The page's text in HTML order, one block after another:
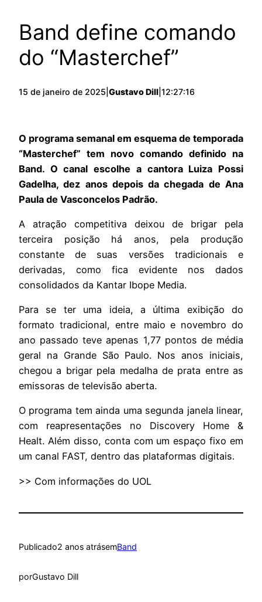
Band define comando
do “Masterchef”
15 de janeiro de 2025 Gustavo Dill 12:27:16
O programa semanal em esquema de temporada
“Masterchef” tem novo comando definido na
Band. O canal escolhe a cantora Luiza Possi
Gadelha, dez anos depois da chegada de Ana
Paula de Vasconcelos Padrão.
A atração competitiva deixou de brigar pela
terceira posição há anos, pela produção
constante de suas versões tradicionais e
derivadas, como fica evidente nos dados
consolidados da Kantar Ibope Media.
Para se ter uma ideia, a última exibição do
formato tradicional, entre maio e novembro do
ano passado teve apenas 1,77 pontos de média
geral na Grande São Paulo. Nos anos iniciais,
chegou a brigar pela medalha de prata entre as
emissoras de televisão aberta.
O programa tem ainda uma segunda janela linear,
com reapresentações no Discovery Home &
Healt. Além disso, conta com um espaço fixo em
um canal FAST, dentro das plataformas digitais.
>> Com informações do UOL
Publicado2 anos atrásemBand
porGustavo Dill